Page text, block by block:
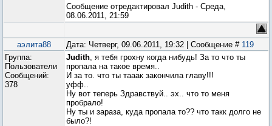
Сообщение отредактировал Judith - Среда,
08.06.2011, 21:59
аэлита88 Дата: Четверг, 09.06.2011, 19:32 | Сообщение # 119
Группа:
Пользователи
Сообщений:
378
Judith, я тебя грохну когда нибудь! За то что ты
пропала на такое время..
И за то. что ты тааак закончила главу!!!
уфф..
Ну вот теперь Здравствуй.. эх.. что то меня
пробрало!
Ну ты и зараза, куда пропала то?? что такк долго не
было?!